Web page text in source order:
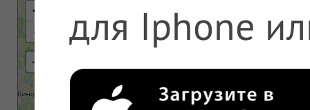
+
-
⇢
для Iphone